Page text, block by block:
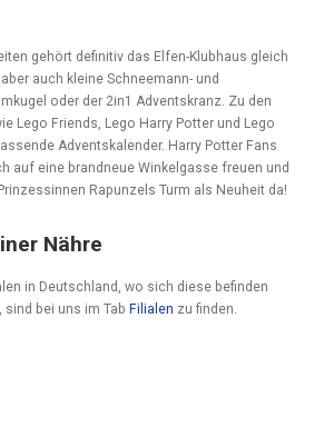
gehört definitiv das Elfen-Klubhaus gleich
auch kleine Schneemann- und
oder der 2in1 Adventskranz. Zu den
Lego Friends, Lego Harry Potter und Lego
Adventskalender. Harry Potter Fans
auf eine brandneue Winkelgasse freuen und
Rapunzels Turm als Neuheit da!
Nähre
in Deutschland, wo sich diese befinden
bei uns im Tab Filialen zu finden.